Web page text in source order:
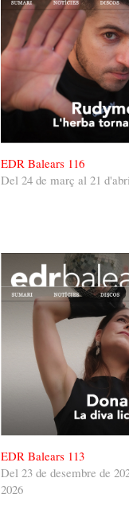
EDR Balears 116
Del 24 de març al 21
EDR Balears 113
Del 23 de desembre de
2026